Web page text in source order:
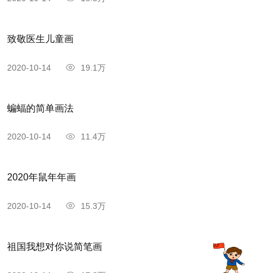
致敬医生儿童画
2020-10-14 19.1万
蝙蝠的简单画法
2020-10-14 11.4万
2020年鼠年年画
2020-10-14 15.3万
祖国我想对你说简笔画